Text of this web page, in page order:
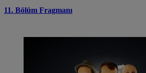
11. Bölüm Fragmanı